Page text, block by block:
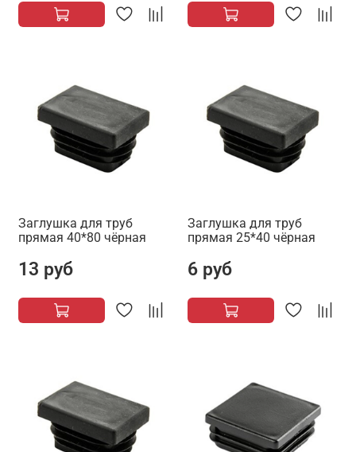
Заглушка для труб
прямая 40*80 чёрная
13 руб
Заглушка для труб
прямая 25*40 чёрная
6 руб